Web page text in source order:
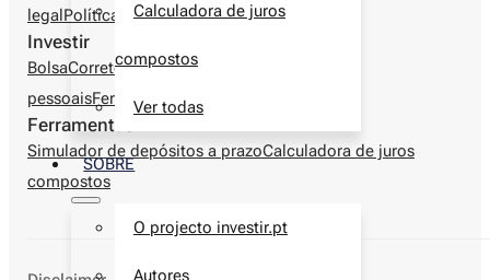
Calculadora de juros
compostos
Ver todas
SOBRE
O projecto investir.pt
Autores
legalPolítica de privacidadeContactos
Investir
BolsaCorretorasProdutos financeiros
pessoaisFerramentas
Ferramentas
Simulador de depósitos a prazoCalculadora de juros
compostos